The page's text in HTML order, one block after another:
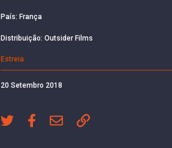
País: França
Distribuição: Outsider Films
Estreia
20 Setembro 2018